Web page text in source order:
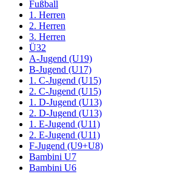
Fußball
1. Herren
2. Herren
3. Herren
Ü32
A-Jugend (U19)
B-Jugend (U17)
1. C-Jugend (U15)
2. C-Jugend (U15)
1. D-Jugend (U13)
2. D-Jugend (U13)
1. E-Jugend (U11)
2. E-Jugend (U11)
F-Jugend (U9+U8)
Bambini U7
Bambini U6